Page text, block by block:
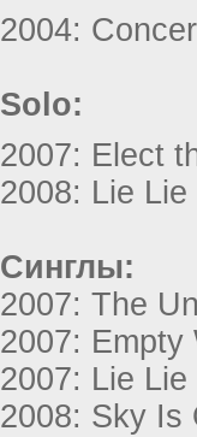
2004:
Solo:
2007: Elect
2008: Lie
Синглы:
2007: The
2007: Empty
2007: Lie Lie
2008: Sky Is